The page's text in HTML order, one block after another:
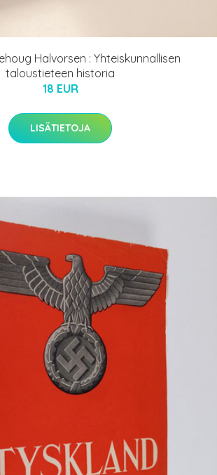
Halvorsen : Yhteiskunnallisen
taloustieteen historia
18 EUR
LISÄTIETOJA